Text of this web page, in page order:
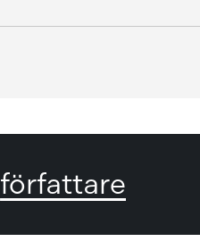
författare